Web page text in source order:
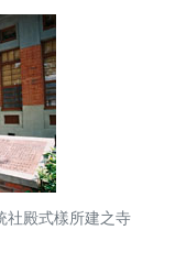
社殿式樣所建之寺